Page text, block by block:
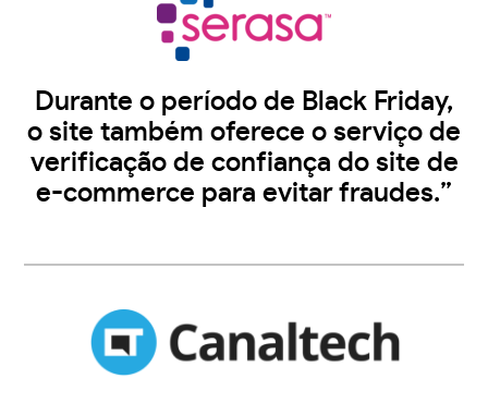
Durante o período de Black Friday,
o site também oferece o serviço de
verificação de confiança do site de
e-commerce para evitar fraudes.”